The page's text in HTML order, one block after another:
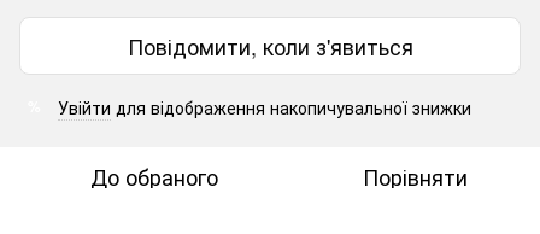
Повідомити, коли з'явиться
Увійти для відображення накопичувальної знижки
До обраного Порівняти